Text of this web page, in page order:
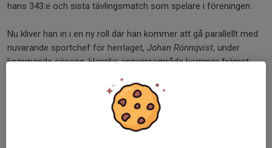
hans 343:e och sista tävlingsmatch som spelare i föreningen.
Nu kliver han in i en ny roll där han kommer att gå parallellt med
nuvarande sportchef för herrlaget, Johan Rönnqvist, under
kommande säsong. Henriks ansvarsområde kommer främst
handla om att bygga tydliga strukturer mellan herr- och
juniorverksamheten men även vara delaktig i att bygga en stark
herrlagstrupp som kommer att ha siktet inställt på att ta sig